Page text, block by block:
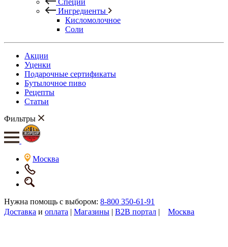
Специи
Ингредиенты
Кисломолочное
Соли
Акции
Уценки
Подарочные сертификаты
Бутылочное пиво
Рецепты
Статьи
Фильтры
Москва
Нужна помощь с выбором: 8-800 350-61-91
Доставка и оплата | Магазины | B2B портал | Москва